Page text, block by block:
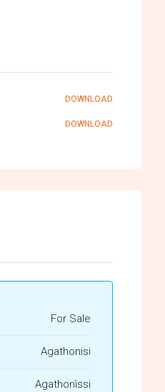
DOWNLOAD
DOWNLOAD
For Sale
Agathonisi
Agathonìssi